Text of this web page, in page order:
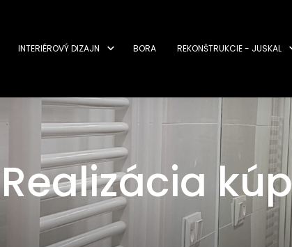
INTERIÉROVÝ DIZAJN BORA REKONŠTRUKCIE - JUSKAL
Realizácia